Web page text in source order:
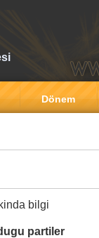
Dönem
bilgi
partiler